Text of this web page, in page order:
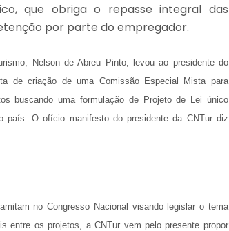
que obriga o repasse integral das
por parte do empregador.
Nelson de Abreu Pinto, levou ao presidente do
de criação de uma Comissão Especial Mista para
buscando uma formulação de Projeto de Lei único
país. O ofício manifesto do presidente da CNTur diz
no Congresso Nacional visando legislar o tema
entre os projetos, a CNTur vem pelo presente propor